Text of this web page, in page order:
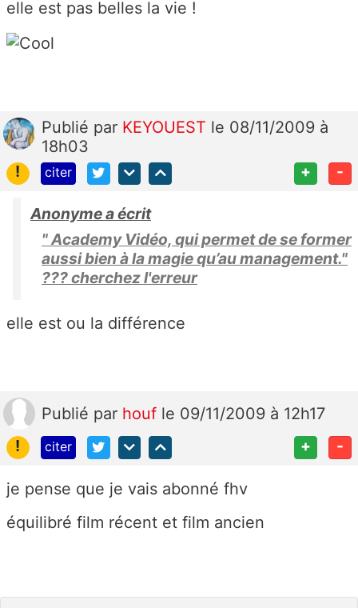
elle est pas belles la vie !
Publié par KEYOUEST le 08/11/2009 à
18h03
!
citer + -
Anonyme a écrit
" Academy Vidéo, qui permet de se former
aussi bien à la magie qu’au management."
??? cherchez l'erreur
elle est ou la différence
Publié par houf le 09/11/2009 à 12h17
!
citer + -
je pense que je vais abonné fhv
équilibré film récent et film ancien